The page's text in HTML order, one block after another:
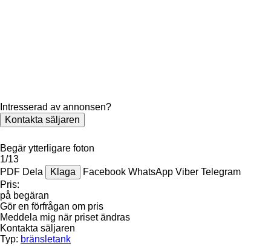
Intresserad av annonsen?
Kontakta säljaren
Begär ytterligare foton
1/13
PDF Dela Klaga Facebook WhatsApp Viber Telegram
Pris:
på begäran
Gör en förfrågan om pris
Meddela mig när priset ändras
Kontakta säljaren
Typ: bränsletank